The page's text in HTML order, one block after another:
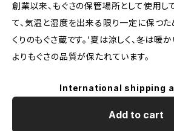
創業以来、もぐさの保管場所として使用し
て、気温と湿度を出来る限り一定に保つた
くりのもぐさ蔵です。‘夏は涼しく、冬は暖
よりもぐさの品質が保たれています。
International shipping
Add to cart